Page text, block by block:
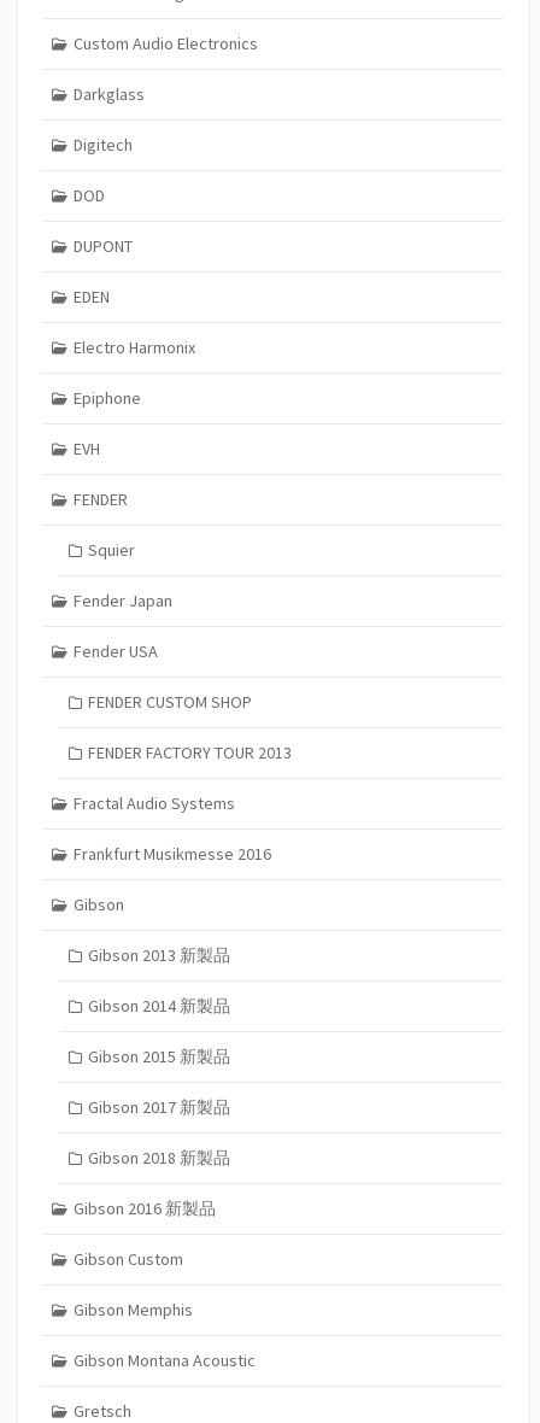
Custom Audio Electronics
Darkglass
Digitech
DOD
DUPONT
EDEN
Electro Harmonix
Epiphone
EVH
FENDER
Squier
Fender Japan
Fender USA
FENDER CUSTOM SHOP
FENDER FACTORY TOUR 2013
Fractal Audio Systems
Frankfurt Musikmesse 2016
Gibson
Gibson 2013 新製品
Gibson 2014 新製品
Gibson 2015 新製品
Gibson 2017 新製品
Gibson 2018 新製品
Gibson 2016 新製品
Gibson Custom
Gibson Memphis
Gibson Montana Acoustic
Gretsch